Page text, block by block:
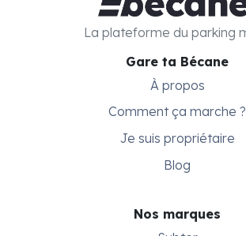
Gare ta Bécane
À propos
Comment ça marche ?
Je suis propriétaire
Blog
Nos marques
La plateforme du parking